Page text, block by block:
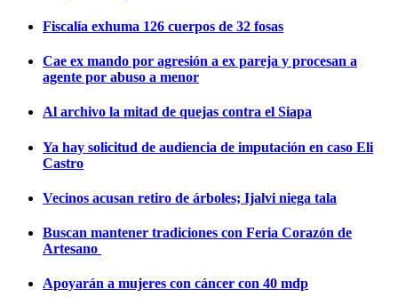
Fiscalía exhuma 126 cuerpos de 32 fosas
Cae ex mando por agresión a ex pareja y procesan a
agente por abuso a menor
Al archivo la mitad de quejas contra el Siapa
Ya hay solicitud de audiencia de imputación en caso Eli
Castro
Vecinos acusan retiro de árboles; Ijalvi niega tala
Buscan mantener tradiciones con Feria Corazón de
Artesano
Apoyarán a mujeres con cáncer con 40 mdp